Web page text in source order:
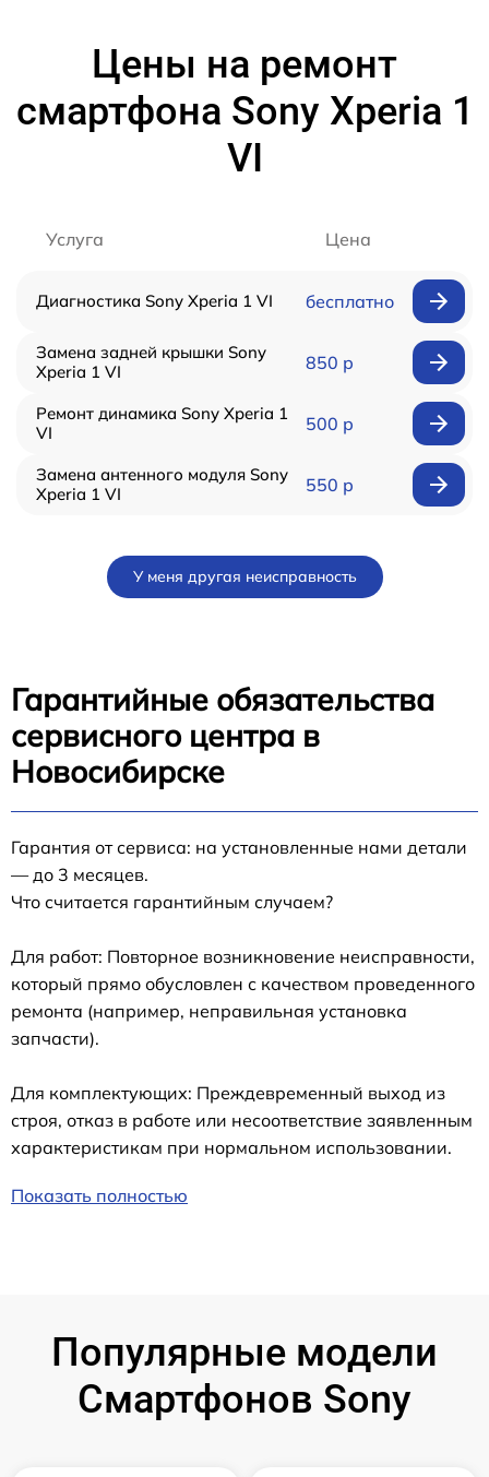
Цены на ремонт
смартфона Sony Xperia 1
VI
Услуга Цена
Диагностика Sony Xperia 1 VI бесплатно
Замена задней крышки Sony
Xperia 1 VI
850 р
Ремонт динамика Sony Xperia 1
VI
500 р
Замена антенного модуля Sony
Xperia 1 VI
550 р
У меня другая неисправность
Гарантийные обязательства
сервисного центра в
Новосибирске
Гарантия от сервиса: на установленные нами детали
— до 3 месяцев.
Что считается гарантийным случаем?
Для работ: Повторное возникновение неисправности,
который прямо обусловлен с качеством проведенного
ремонта (например, неправильная установка
запчасти).
Для комплектующих: Преждевременный выход из
строя, отказ в работе или несоответствие заявленным
характеристикам при нормальном использовании.
Показать полностью
Популярные модели
Смартфонов Sony